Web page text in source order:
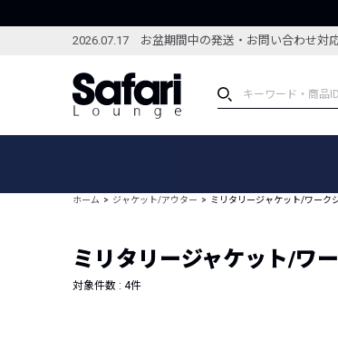
2026.07.17 お盆期間中の発送・お問い合わせ対
ブランドから探す
新着アイテム
編集部のおすすめアイテム
特集記事
コーデ
ホーム ジャケット/アウター ミリタリージャケット/ワーク
ミリタリージャケット/ワ
対象件数 : 4件